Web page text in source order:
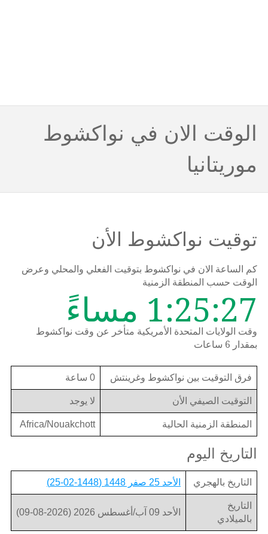
الوقت الان في نواكشوط
موريتانيا
توقيت نواكشوط الأن
كم الساعة الان في نواكشوط بتوقيت الفعلي والمحلي وعرض
الوقت حسب المنطقة الزمنية
1:25:27 مساءً
وقت الولايات المتحدة الأمريكية متأخر عن وقت نواكشوط
بمقدار 6 ساعات
فرق التوقيت بين نواكشوط وغرينتش 0 ساعة
التوقيت الصيفي الأن لا يوجد
المنطقة الزمنية الحالية Africa/Nouakchott
التاريخ اليوم
التاريخ بالهجري الأحد 25 صفر 1448 (1448-02-25)
التاريخ
بالميلادي
الأحد 09 آب/أغسطس 2026 (2026-08-09)